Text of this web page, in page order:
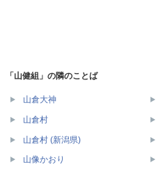
「山健組」の隣のことば
山倉大神
山倉村
山倉村 (新潟県)
山像かおり